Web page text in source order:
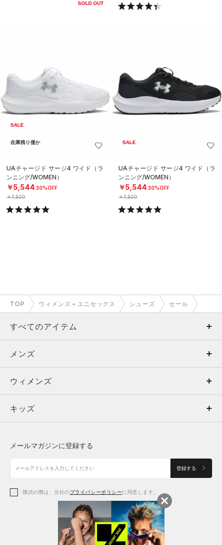
SOLD OUT
SALE
在庫残り僅か
UAチャージド サージ4 ワイド（ラ
ンニング/WOMEN）
￥5,54430%OFF
￥7,920
SALE
UAチャージド サージ4 ワイド（ラ
ンニング/WOMEN）
￥5,54430%OFF
￥7,920
TOP ウィメンズ＋ユニセックス シューズ セール
すべてのアイテム
メンズ
ウィメンズ
キッズ
アクセサリー
メンズ
トップス
ボトムス
アクセサリー
ウィメンズ
トップス
シューズ
アクセサリー
キッズ
シューズ
メールマガジンに登録する
登録する
購読の際は、当社のプライバシーポリシーに同意します。